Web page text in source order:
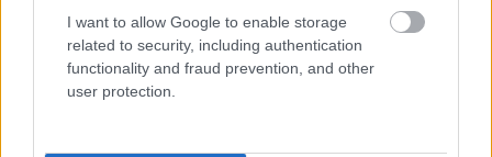
I want to allow Google to enable storage
related to security, including authentication
functionality and fraud prevention, and other
user protection.